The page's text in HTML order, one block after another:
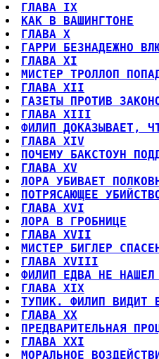
ГЛАВА IX
КАК В ВАШИНГТОНЕ
ГЛАВА X
ГАРРИ БЕЗНАДЕЖНО
ГЛАВА XI
МИСТЕР ТРОЛЛОП
ГЛАВА XII
ГАЗЕТЫ ПРОТИВ
ГЛАВА XIII
ФИЛИП ДОКАЗЫВАЕТ,
ГЛАВА XIV
ПОЧЕМУ БАКСТОУН
ГЛАВА XV
ЛОРА УБИВАЕТ
ПОТРЯСАЮЩЕЕ
ГЛАВА XVI
ЛОРА В ГРОБНИЦЕ
ГЛАВА XVII
МИСТЕР БИГЛЕР
ГЛАВА XVIII
ФИЛИП ЕДВА НЕ НАШЕЛ
ГЛАВА XIX
ТУПИК. ФИЛИП ВИДИТ
ГЛАВА XX
ПРЕДВАРИТЕЛЬНАЯ
ГЛАВА XXI
МОРАЛЬНОЕ